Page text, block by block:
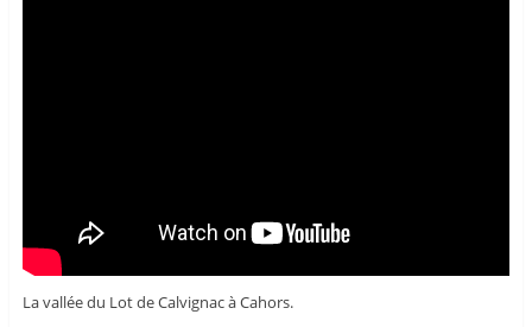
La vallée du Lot de Calvignac à Cahors.